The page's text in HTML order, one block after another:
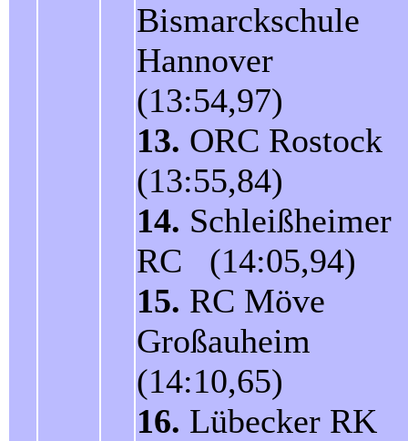
Bismarckschule
Hannover
(13:54,97)
13. ORC Rostock
(13:55,84)
14. Schleißheimer
RC (14:05,94)
15. RC Möve
Großauheim
(14:10,65)
16. Lübecker RK